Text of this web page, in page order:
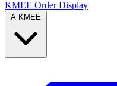
KMEE Order Display